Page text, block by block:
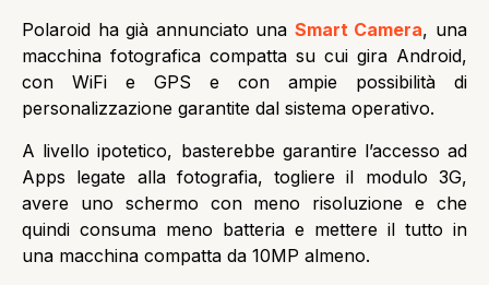
Polaroid ha già annunciato una Smart Camera, una
macchina fotografica compatta su cui gira Android,
con WiFi e GPS e con ampie possibilità di
personalizzazione garantite dal sistema operativo.
A livello ipotetico, basterebbe garantire l’accesso ad
Apps legate alla fotografia, togliere il modulo 3G,
avere uno schermo con meno risoluzione e che
quindi consuma meno batteria e mettere il tutto in
una macchina compatta da 10MP almeno.